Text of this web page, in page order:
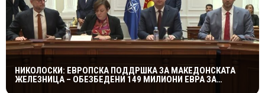
НИКОЛОСКИ: ЕВРОПСКА ПОДДРШКА ЗА МАКЕДОНСКАТА
ЖЕЛЕЗНИЦА – ОБЕЗБЕДЕНИ 149 МИЛИОНИ ЕВРА ЗА